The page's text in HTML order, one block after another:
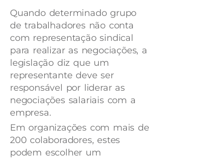
Quando determinado grupo
de trabalhadores não conta
com representação sindical
para realizar as negociações, a
legislação diz que um
representante deve ser
responsável por liderar as
negociações salariais com a
empresa.
Em organizações com mais de
200 colaboradores, estes
podem escolher um